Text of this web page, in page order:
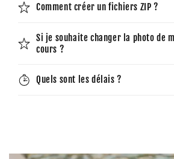
Comment créer un fichiers ZIP ?
Si je souhaite changer la photo de
cours ?
Quels sont les délais ?